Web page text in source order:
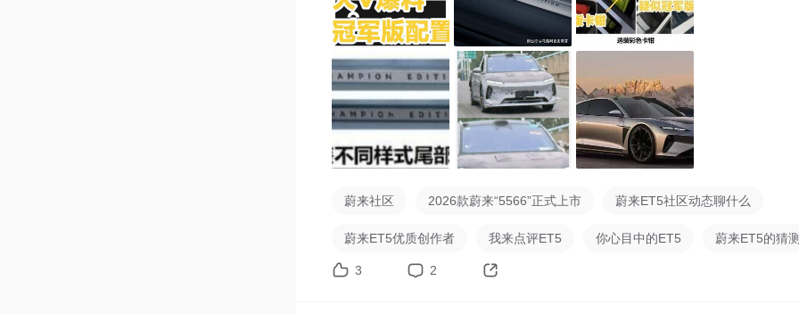
另外值得关注的就是价格，首先底盘没有大动肯定不会是ultra这种高价位，
觉会搭配权益变相有一个加量不加价的效果，关注55的小伙伴可以等7/4号
虑考虑。
蔚来社区 2026款蔚来“5566”正式上市 蔚来ET5社区动态聊什么
蔚来ET5优质创作者 我来点评ET5 你心目中的ET5 蔚来ET5的猜测
3 2